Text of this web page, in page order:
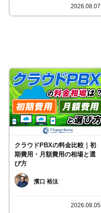
2026.08.07
クラウドPBXの料金比較｜初
期費用・月額費用の相場と選
び方
濱口 裕汰
2026.08.05